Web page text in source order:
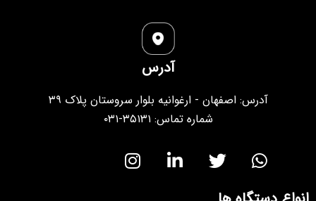
آدرس
آدرس: اصفهان - ارغوانیه بلوار سروستان پلاک ۳۹
شماره تماس: ۳۵۱۳۱-۰۳۱